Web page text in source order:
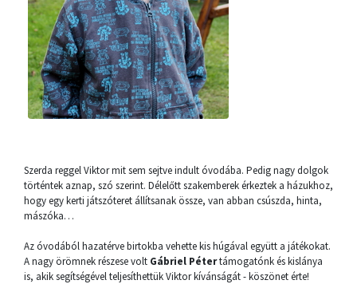
Szerda reggel Viktor mit sem sejtve indult óvodába. Pedig nagy dolgok
történtek aznap, szó szerint. Délelőtt szakemberek érkeztek a házukhoz,
hogy egy kerti játszóteret állítsanak össze, van abban csúszda, hinta,
mászóka…
Az óvodából hazatérve birtokba vehette kis húgával együtt a játékokat.
A nagy örömnek részese volt Gábriel Pétertámogatónk és kislánya
is, akik segítségével teljesíthettük Viktor kívánságát - köszönet érte!